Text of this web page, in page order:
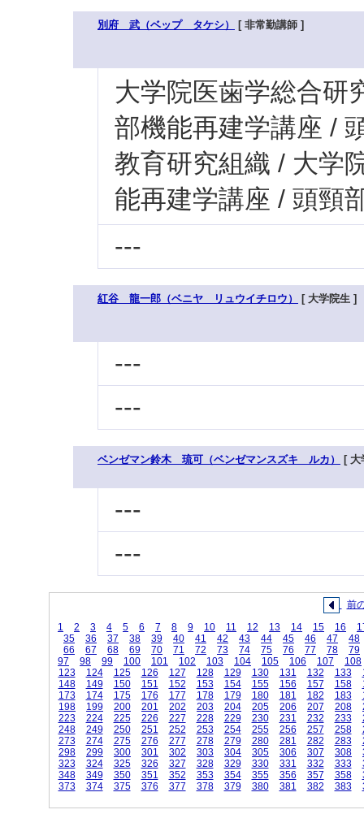
別府 武（ベップ タケシ） [ 非常勤講師 ]
大学院医歯学総合研
部機能再建学講座 /
教育研究組織 / 大学
能再建学講座 / 頭頸
---
紅谷 龍一郎（ベニヤ リュウイチロウ） [ 大学院生 ]
---
---
ベンゼマン鈴木 琉可（ベンゼマンスズキ ルカ） [ 大
---
---
前
1
2 3 4 5 6 7 8 9 10 11 12 13 14 15 16
35
36 37 38 39 40 41 42 43 44 45 46 47
48
66
67 68 69 70 71 72 73 74 75 76 77 78
79
97
98 99 100 101 102 103 104 105 106 107
108
123
124 125 126 127 128 129 130 131 132 133
148
149 150 151 152 153 154 155 156 157 158
173
174 175 176 177 178 179 180 181 182 183
198
199 200 201 202 203 204 205 206 207 208
223
224 225 226 227 228 229 230 231 232 233
248
249 250 251 252 253 254 255 256 257 258
273
274 275 276 277 278 279 280 281 282 283
298
299 300 301 302 303 304 305 306 307 308
323
324 325 326 327 328 329 330 331 332 333
348
349 350 351 352 353 354 355 356 357 358
373
374 375 376 377 378 379 380 381 382 383